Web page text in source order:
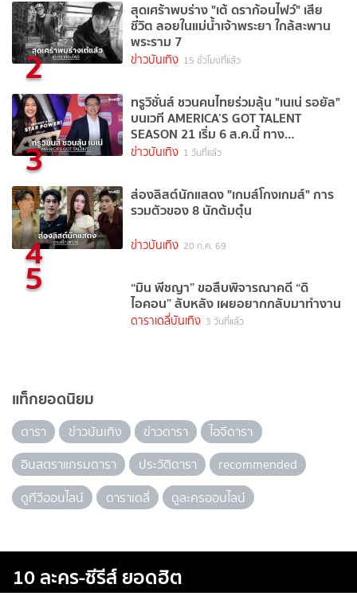
2
สุดเศร้าพบร่าง "เต้ ดราก้อนไฟว์" เสีย
ชีวิต ลอยในแม่น้ำเจ้าพระยา ใกล้สะพาน
พระราม 7
ข่าวบันเทิง 15 ชั่วโมงที่แล้ว
3
ทรูวิชั่นส์ ชวนคนไทยร่วมลุ้น "เนเน่ รอยัล"
บนเวที AMERICA’S GOT TALENT
SEASON 21 เริ่ม 6 ส.ค.นี้ ทาง
TrueVisions NOW
ข่าวบันเทิง 1 วันที่แล้ว
4
ส่องลิสต์นักแสดง "เกมส์โกงเกมส์" การ
รวมตัวของ 8 นักต้มตุ๋น
ข่าวบันเทิง 20 ก.ค. 69
5 “มิน พีชญา” ขอสืบพิจารณาคดี “ดิ
ไอคอน” ลับหลัง เผยอยากกลับมาทำงาน
ดาราเดลี่บันเทิง 3 วันที่แล้ว
แท็กยอดนิยม
ดารา ข่าวบันเทิง ข่าวดารา
ไอจีดารา
อินสตราแกรมดารา
ประวัติดารา
recommended
ดูทีวีออนไลน์
ดาราเดลี่ ดูละครออนไลน์
10 ละคร-ซีรีส์ ยอดฮิต